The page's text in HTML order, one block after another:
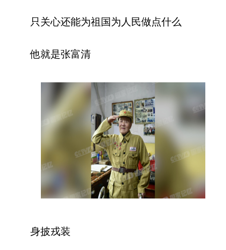
只关心还能为祖国为人民做点什么
他就是张富清
身披戎装